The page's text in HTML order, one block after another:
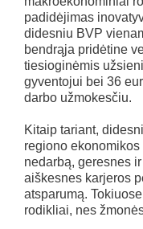
padidėjimas
didesniu BVP
bendrąja pridėtine
tiesioginėmis
gyventojui bei 36
darbo užmokesčiu.
Kitaip tariant,
regiono
nedarbą, geresnes
aiškesnes karjeros
atsparumą.
rodikliai, nes